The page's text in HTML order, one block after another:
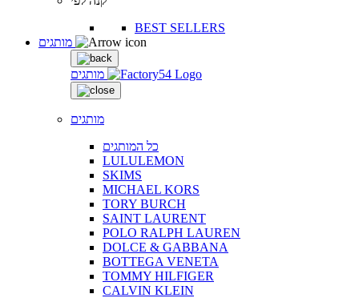
BEST SELLERS
מותגים
מותגים
כל המותגים
LULULEMON
SKIMS
MICHAEL KORS
TORY BURCH
SAINT LAURENT
POLO RALPH LAUREN
DOLCE & GABBANA
BOTTEGA VENETA
TOMMY HILFIGER
CALVIN KLEIN